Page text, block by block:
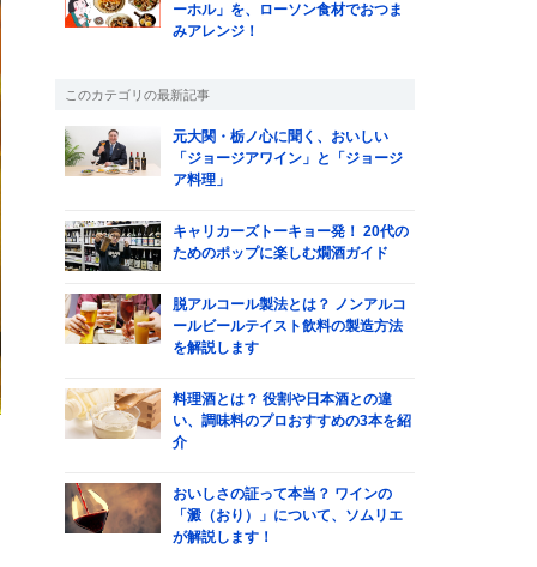
ーホル」を、ローソン食材でおつま
みアレンジ！
このカテゴリの最新記事
元大関・栃ノ心に聞く、おいしい
「ジョージアワイン」と「ジョージ
ア料理」
キャリカーズトーキョー発！ 20代の
ためのポップに楽しむ燗酒ガイド
脱アルコール製法とは？ ノンアルコ
ールビールテイスト飲料の製造方法
を解説します
料理酒とは？ 役割や日本酒との違
い、調味料のプロおすすめの3本を紹
介
おいしさの証って本当？ ワインの
「澱（おり）」について、ソムリエ
が解説します！